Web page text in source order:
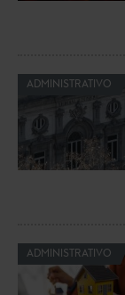
ADMINISTRATIVO
ADMINISTRATIVO